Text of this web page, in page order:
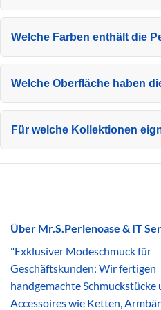
Welche Farben enthält die
Welche Oberfläche haben
Für welche Kollektionen
Über Mr.S.Perlenoase & IT
"Exklusiver Modeschmuck für
Geschäftskunden: Wir fertigen
handgemachte Schmuckstücke
Accessoires wie Ketten,